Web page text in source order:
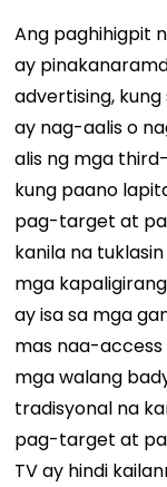
Ang paghihigpit
ay
advertising,
ay nag-aalis o
alis ng mga
kung paano
pag-target at
kanila na
mga
ay isa sa mga
mas naa-access
mga walang
tradisyonal na
pag-target at
TV ay hindi